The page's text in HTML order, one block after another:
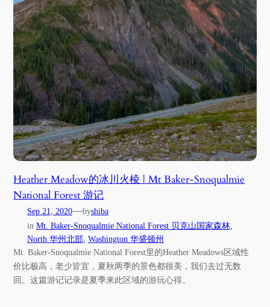
Heather Meadow的冰川火棱 | Mt Baker-Snoqualmie
National Forest 游记
Sep 21, 2020—byshiba
in Mt. Baker-Snoqualmie National Forest 贝克山国家森林
North 华州北部, Washington 华盛顿州
Mt. Baker-Snoqualmie National Forest里的Heather Meadows区域性
价比极高，老少皆宜，夏秋两季的景色都很美，我们去过无数
回。这篇游记记录是夏季来此区域的游玩心得。